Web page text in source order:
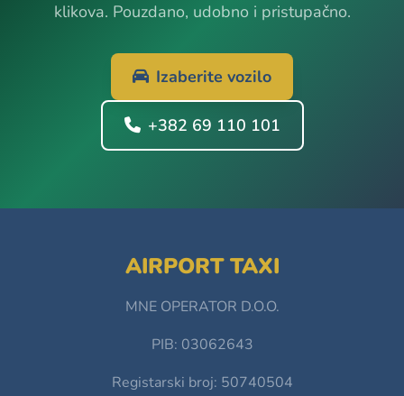
klikova. Pouzdano, udobno i pristupačno.
Izaberite vozilo
+382 69 110 101
AIRPORT TAXI
MNE OPERATOR D.O.O.
PIB: 03062643
Registarski broj: 50740504